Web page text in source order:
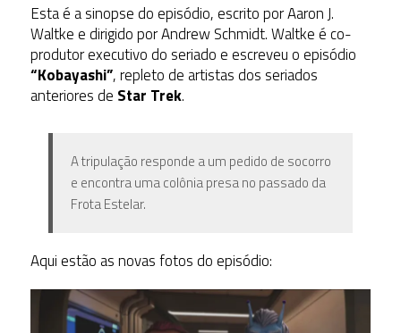
Esta é a sinopse do episódio, escrito por Aaron J.
Waltke e dirigido por Andrew Schmidt. Waltke é co-
produtor executivo do seriado e escreveu o episódio
“Kobayashi”, repleto de artistas dos seriados
anteriores de Star Trek.
A tripulação responde a um pedido de socorro
e encontra uma colônia presa no passado da
Frota Estelar.
Aqui estão as novas fotos do episódio: